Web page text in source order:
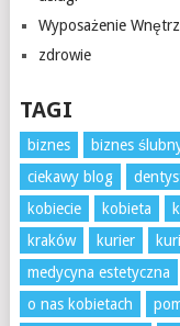
Wyposażenie Wnętrz
zdrowie
TAGI
biznes biznes
ciekawy blog
kobiecie
kobieta
kraków
kurier
medycyna estetyczna
o nas kobietach